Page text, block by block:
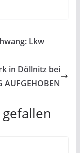
Lkw
in Döllnitz bei
AUFGEHOBEN